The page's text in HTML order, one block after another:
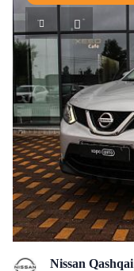
Nissan Qashqai